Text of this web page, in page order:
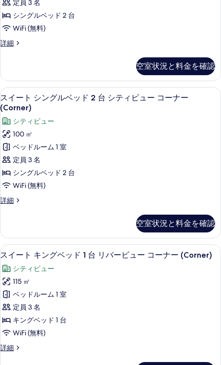
テ
ン
ビ
ュ
の
す
べ
て
の
写
真
を
表
示
マ
ウ
テ
ー
(Terrace)
の
詳
細
グ
ル
ベ
2
台
テ
ラ
ス
ガ
ー
デ
ン
ビ
ュ
の
す
べ
て
の
写
真
を
表
定員 3 名
シングルベッド 2 台
WiFi (無料)
詳細
ス
シ
ン
グ
ル
ベ
ッ
ド
2
台
テ
ス
ガ
デ
ー
(Terrace)
の
詳
細
空室状況と料金を確認
ス
イ
ー
ト
シ
ン
グ
ル
ベ
2
台
シ
テ
ィ
ビ
ュ
ー
コ
ー
スイート シングルベッド 2 台 シテ
6
スイート シングルベッド 2 台 シティビュー コーナー
(Corner)
シティビュー
100 ㎡
ベッドルーム 1 室
定員 3 名
シングルベッド 2 台
WiFi (無料)
詳細
ス
シ
ン
グ
ベ
ッ
ド
2
台
シ
テ
ィ
ュ
空室状況と料金を確認
ス
イ
ー
ト
キ
ン
グ
ベ
ッ
スイート キングベッド 1 台 リバー
5
スイート キングベッド 1 台 リバービュー コーナー (Corner)
シティビュー
115 ㎡
ベッドルーム 1 室
定員 3 名
キングベッド 1 台
WiFi (無料)
詳細
ス